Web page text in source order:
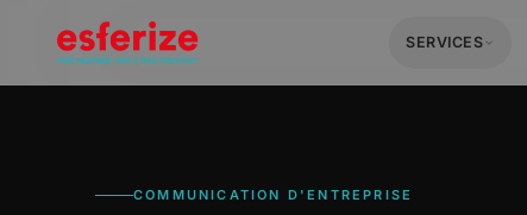
SERVICES
COMMUNICATION D'ENTREPRISE